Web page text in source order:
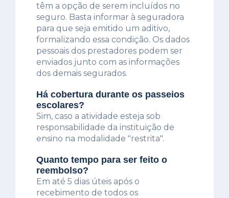
têm a opção de serem incluídos no
seguro. Basta informar à seguradora
para que seja emitido um aditivo,
formalizando essa condição. Os dados
pessoais dos prestadores podem ser
enviados junto com as informações
dos demais segurados.
Há cobertura durante os passeios
escolares?
Sim, caso a atividade esteja sob
responsabilidade da instituição de
ensino na modalidade "restrita".
Quanto tempo para ser feito o
reembolso?
Em até 5 dias úteis após o
recebimento de todos os